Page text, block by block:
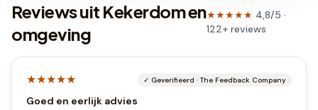
Reviews uit Kekerdom en
omgeving
★★★★★ 4,8/5 ·
122+reviews
★★★★★ ✓ Geverifieerd ·The Feedback Company
Goed en eerlijk advies